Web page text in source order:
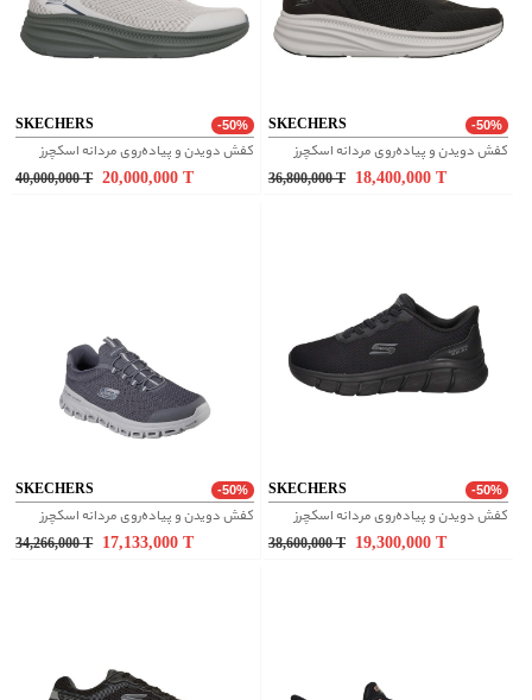
SKECHERS -50%
کفش دویدن و پیاده‌روی مردانه اسکچرز
40,000,000 T 20,000,000
SKECHERS -50%
کفش دویدن و پیاده‌روی مردانه اسکچرز
36,800,000 T 18,400,000
SKECHERS -50%
کفش دویدن و پیاده‌روی مردانه اسکچرز
34,266,000 T 17,133,000
SKECHERS -50%
کفش دویدن و پیاده‌روی مردانه اسکچرز
38,600,000 T 19,300,000